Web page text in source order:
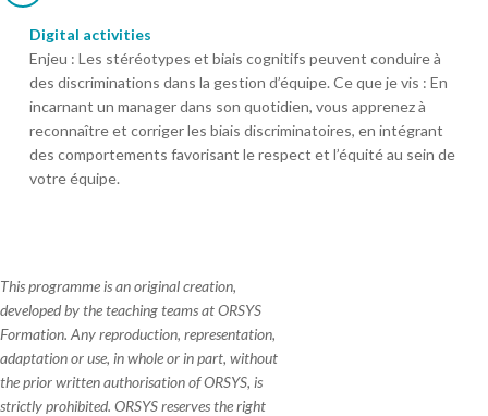
Digital activities
Enjeu : Les stéréotypes et biais cognitifs peuvent conduire à
des discriminations dans la gestion d’équipe. Ce que je vis : En
incarnant un manager dans son quotidien, vous apprenez à
reconnaître et corriger les biais discriminatoires, en intégrant
des comportements favorisant le respect et l’équité au sein de
votre équipe.
This programme is an original creation,
developed by the teaching teams at ORSYS
Formation. Any reproduction, representation,
adaptation or use, in whole or in part, without
the prior written authorisation of ORSYS, is
strictly prohibited. ORSYS reserves the right